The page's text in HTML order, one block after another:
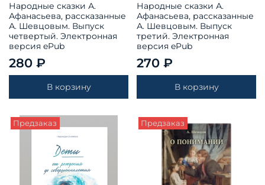
Народные сказки А.
Афанасьева, рассказанные
А. Шевцовым. Выпуск
четвертый. Электронная
версия ePub
280 ₽
В корзину
Народные сказки А.
Афанасьева, рассказанные
А. Шевцовым. Выпуск
третий. Электронная
версия ePub
270 ₽
В корзину
Предзаказ Предзаказ